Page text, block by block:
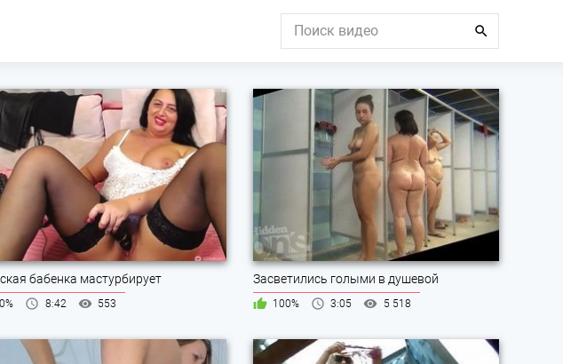
бабенка мастурбирует
0% 8:42 553
Засветились голыми в душевой
100% 3:05 5 518